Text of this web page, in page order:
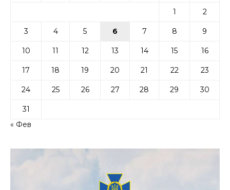
1 2
3 4 5 6 7 8 9
10 11 12 13 14 15 16
17 18 19 20 21 22 23
24 25 26 27 28 29 30
31
« Фев